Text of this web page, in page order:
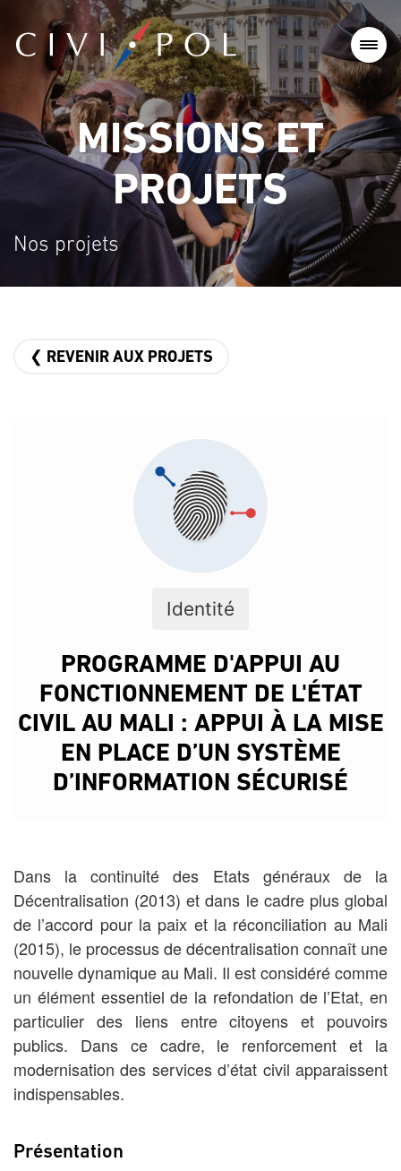
MISSIONS ET
PROJETS
Nos projets
❮ REVENIR AUX PROJETS
Identité
PROGRAMME D'APPUI AU
FONCTIONNEMENT DE L'ÉTAT
CIVIL AU MALI : APPUI À LA MISE
EN PLACE D’UN SYSTÈME
D’INFORMATION SÉCURISÉ
Dans la continuité des Etats généraux de la
Décentralisation (2013) et dans le cadre plus global
de l’accord pour la paix et la réconciliation au Mali
(2015), le processus de décentralisation connaît une
nouvelle dynamique au Mali. Il est considéré comme
un élément essentiel de la refondation de l’Etat, en
particulier des liens entre citoyens et pouvoirs
publics. Dans ce cadre, le renforcement et la
modernisation des services d’état civil apparaissent
indispensables.
Présentation